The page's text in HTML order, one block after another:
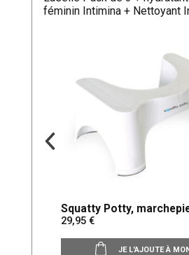
féminin Intimina + Nettoyant
Squatty Potty,
29,95
JE L'AJOUTE À